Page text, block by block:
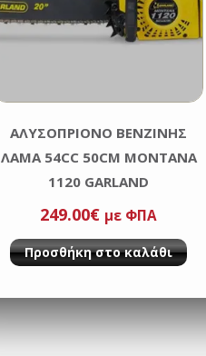
ΑΛΥΣΟΠΡΙΟΝΟ ΒΕΝΖΙΝΗΣ
ΛΑΜΑ 54CC 50CM MONTANA
1120 GARLAND
249.00€ με ΦΠΑ
Προσθήκη στο καλάθι